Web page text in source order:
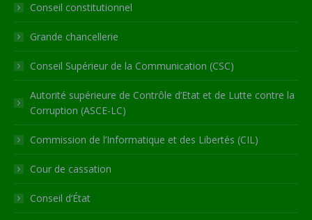
windowwindowwindowwindow
new
Conseil constitutionnel
Grande chancellerie
Conseil Supérieur de la Communication (CSC)
Autorité supérieure de Contrôle d’Etat et de Lutte contre la
Corruption (ASCE-LC)
Commission de l’Informatique et des Libertés (CIL)
Cour de cassation
Conseil d’État